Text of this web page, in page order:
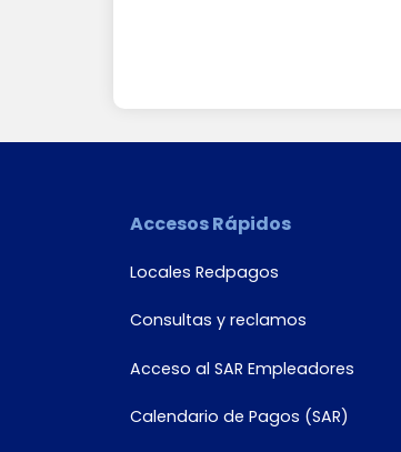
documento*
Accesos Rápidos
Locales Redpagos
Consultas y reclamos
Acceso al SAR Empleadores
Calendario de Pagos (SAR)